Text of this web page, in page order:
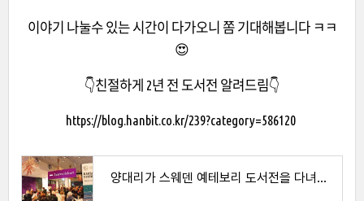
이야기 나눌수 있는 시간이 다가오니 쫌 기대해봅니다 ㅋㅋ
😍
👇친절하게 2년 전 도서전 알려드림👇
https://blog.hanbit.co.kr/239?category=586120
양대리가 스웨덴 예테보리 도서전을 다녀왔습니다.